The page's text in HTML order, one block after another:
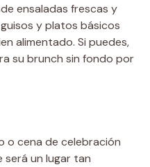
ensaladas frescas y
y platos básicos
alimentado. Si puedes,
su brunch sin fondo por
o cena de celebración
será un lugar tan